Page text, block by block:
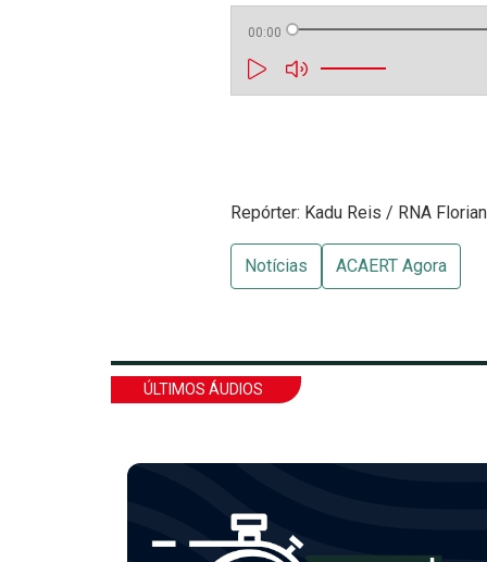
00:00
Repórter: Kadu Reis / RNA
Notícias ACAERT Agora
ÚLTIMOS ÁUDIOS